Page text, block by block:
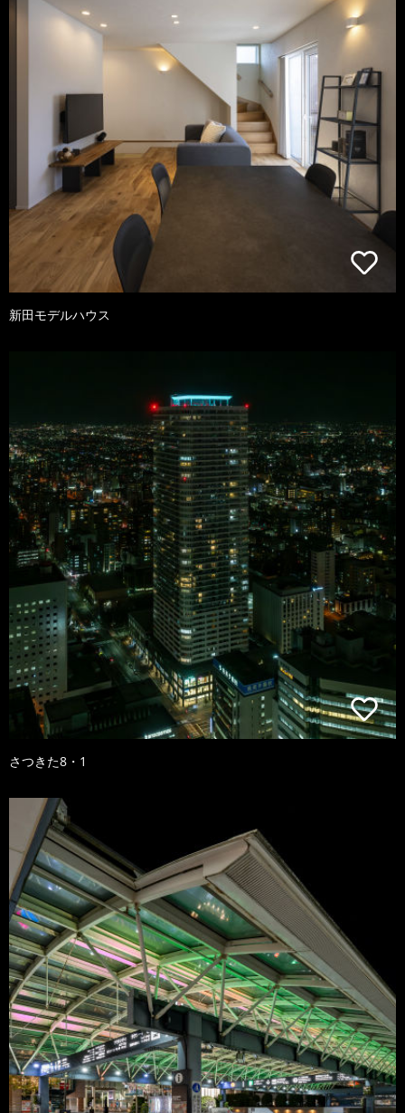
新田モデルハウス
さつきた8・1